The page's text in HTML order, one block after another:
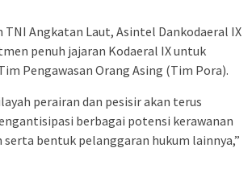
TNI Angkatan Laut, Asintel Dankodaeral IX
penuh jajaran Kodaeral IX untuk
Pengawasan Orang Asing (Tim Pora).
perairan dan pesisir akan terus
berbagai potensi kerawanan
bentuk pelanggaran hukum lainnya,”